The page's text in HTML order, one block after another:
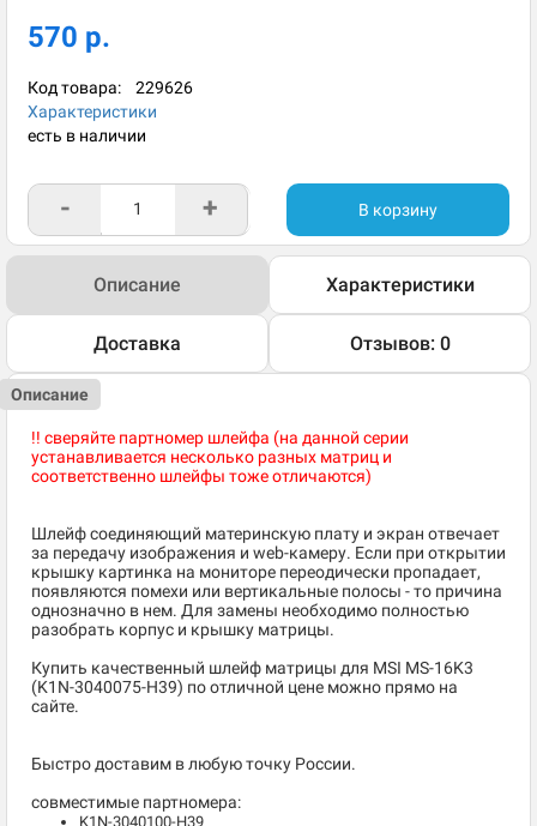
570 р.
Код товара: 229626
Характеристики
есть в наличии
- + В корзину
Описание Характеристики
Доставка Отзывов: 0
Описание
!! сверяйте партномер шлейфа (на данной серии
устанавливается несколько разных матриц и
соответственно шлейфы тоже отличаются)
Шлейф соединяющий материнскую плату и экран отвечает
за передачу изображения и web-камеру. Если при открытии
крышку картинка на мониторе переодически пропадает,
появляются помехи или вертикальные полосы - то причина
однозначно в нем. Для замены необходимо полностью
разобрать корпус и крышку матрицы.
Купить качественный шлейф матрицы для MSI MS-16K3
(K1N-3040075-H39) по отличной цене можно прямо на
сайте.
Быстро доставим в любую точку России.
совместимые партномера:
K1N-3040100-H39